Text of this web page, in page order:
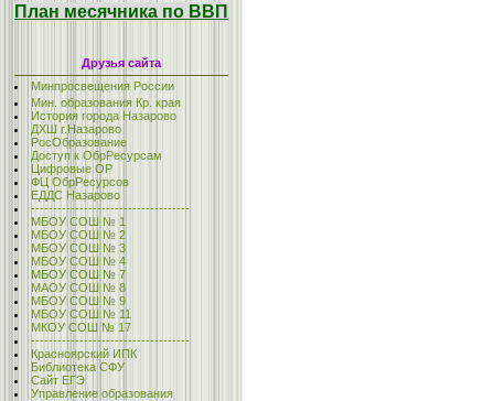
План месячника по ВВП
Друзья сайта
Минпросвещения России
Мин. образования Кр. края
История города Назарово
ДХШ г.Назарово
РосОбразование
Доступ к ОбрРесурсам
Цифровые ОР
ФЦ ОбрРесурсов
ЕДДС Назарово
------------------------------------
МБОУ СОШ № 1
МБОУ СОШ № 2
МБОУ СОШ № 3
МБОУ СОШ № 4
МБОУ СОШ № 7
МАОУ СОШ № 8
МБОУ СОШ № 9
МБОУ СОШ № 11
МКОУ СОШ № 17
------------------------------------
Красноярский ИПК
Библиотека СФУ
Сайт ЕГЭ
Управление образования